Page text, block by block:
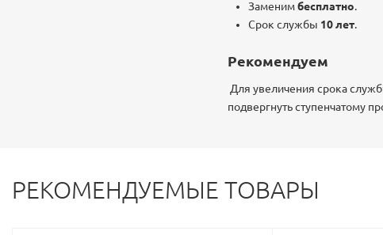
Заменимбесплатно.
Срок службы 10 лет.
Рекомендуем
Для увеличения срока
подвергнуть ступенчатому
РЕКОМЕНДУЕМЫЕ ТОВАРЫ